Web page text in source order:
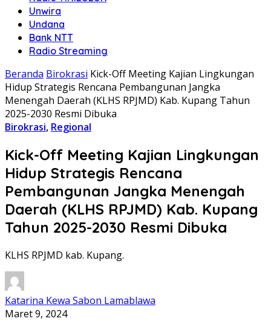
Unwira
Undana
Bank NTT
Radio Streaming
Beranda Birokrasi Kick-Off Meeting Kajian Lingkungan
Hidup Strategis Rencana Pembangunan Jangka
Menengah Daerah (KLHS RPJMD) Kab. Kupang Tahun
2025-2030 Resmi Dibuka
Birokrasi, Regional
Kick-Off Meeting Kajian Lingkungan
Hidup Strategis Rencana
Pembangunan Jangka Menengah
Daerah (KLHS RPJMD) Kab. Kupang
Tahun 2025-2030 Resmi Dibuka
KLHS RPJMD kab. Kupang.
Katarina Kewa Sabon Lamablawa
Maret 9, 2024